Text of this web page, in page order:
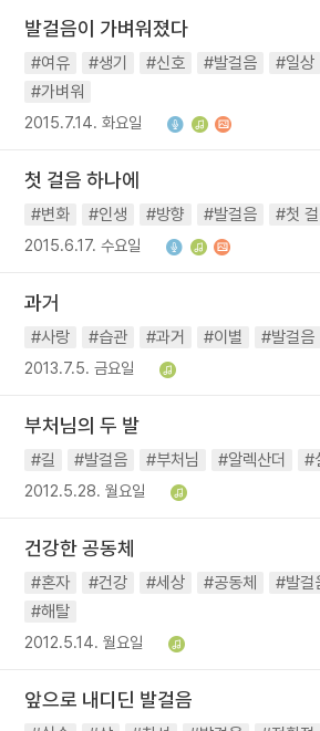
발걸음이 가벼워졌다
#여유 #생기 #신호 #발걸음 #일상
#가벼워
2015.7.14. 화요일
첫 걸음 하나에
#변화 #인생 #방향 #발걸음 #첫
2015.6.17. 수요일
과거
#사랑 #습관 #과거 #이별 #발걸음
2013.7.5. 금요일
부처님의 두 발
#길 #발걸음 #부처님 #알렉산더 #
2012.5.28. 월요일
건강한 공동체
#혼자 #건강 #세상 #공동체 #발걸
#해탈
2012.5.14. 월요일
앞으로 내디딘 발걸음